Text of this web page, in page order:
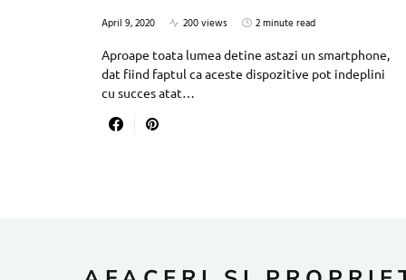
April 9, 2020 200 views
2 minute read
Aproape toata lumea detine astazi un smartphone,
dat fiind faptul ca aceste dispozitive pot indeplini
cu succes atat…